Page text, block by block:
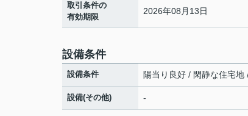
取引条件の
有効期限
2026年08月13日
設備条件
設備条件 陽当り良好 / 閑静な住宅
設備(その他) -